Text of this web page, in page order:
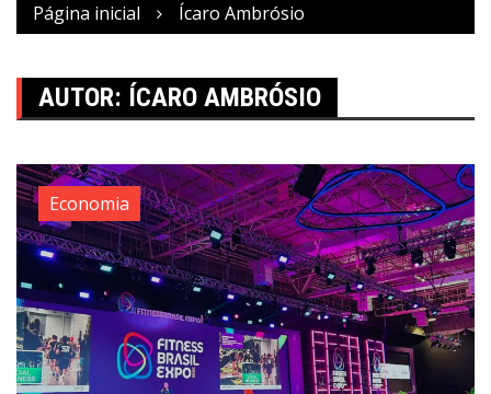
Página inicial Ícaro Ambrósio
AUTOR: ÍCARO AMBRÓSIO
Economia